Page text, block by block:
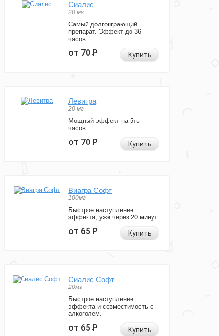
Сиалис
20 мг
Самый долгоиграющий
препарат. Эффект до 36
часов.
от 70Р Купить
Левитра
20 мг
Мощный эффект на 5ть
часов.
от 70Р Купить
Виагра Софт
100мг
Быстрое наступление
эффекта, уже через 20 минут.
от 65Р Купить
Сиалис Софт
20мг
Быстрое наступление
эффекта и совместимость с
алкоголем.
от 65Р Купить